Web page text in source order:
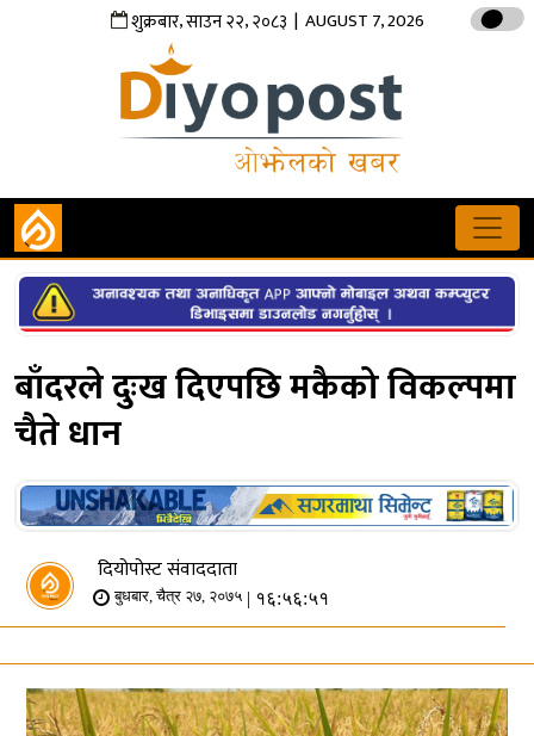
शुक्रबार,साउन२२,२०८३ | AUGUST 7, 2026
बाँदरले दुःख दिएपछि मकैको विकल्पमा
चैते धान
दियोपोस्ट संवाददाता
बुधबार, चैत्र २७, २०७५ | १६:५६:५१